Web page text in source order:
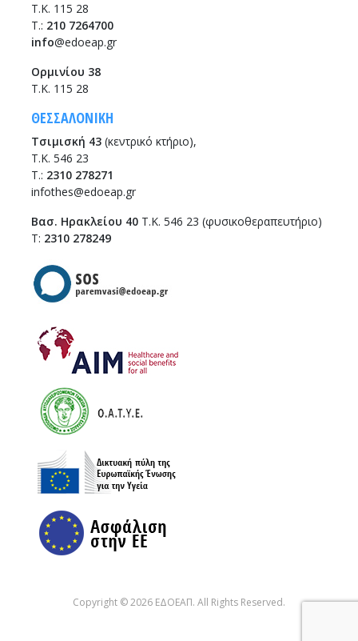
Τ.Κ. 115 28
T.: 210 7264700
info@edoeap.gr
Ορμινίου 38
Τ.Κ. 115 28
ΘΕΣΣΑΛΟΝΙΚΗ
Τσιμισκή 43 (κεντρικό κτήριο),
Τ.Κ. 546 23
T.: 2310 278271
infothes@edoeap.gr
Βασ. Ηρακλείου 40 Τ.Κ. 546 23 (φυσικοθεραπευτήριο)
Τ: 2310 278249
Copyright © 2026 ΕΔΟΕΑΠ. All Rights Reserved.